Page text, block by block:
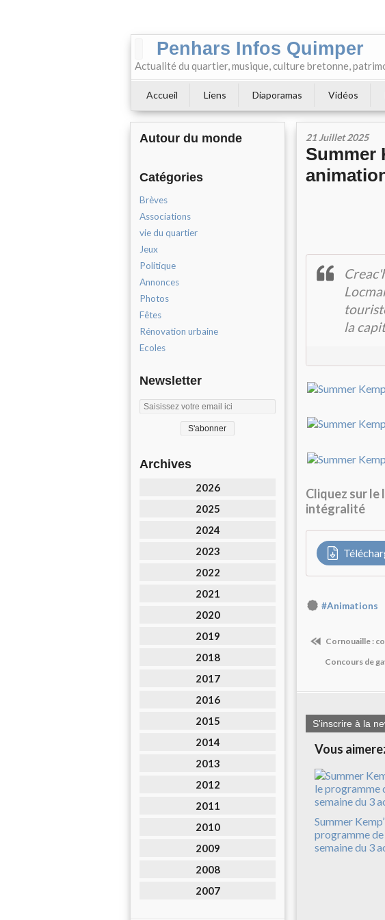
Penhars Infos Quimper
Actualité du quartier, musique, culture bretonne,
Accueil Liens Diaporamas Vidéos
Autour du monde
Catégories
Brèves
Associations
vie du quartier
Jeux
Politique
Annonces
Photos
Fêtes
Rénovation urbaine
Ecoles
Newsletter
Archives
2026
2025
2024
2023
2022
2021
2020
2019
2018
2017
2016
2015
2014
2013
2012
2011
2010
2009
2008
2007
21 Juillet 2025
Summer
la
Cliquez sur le
intégralité
#Animations
Cornouaille :
Concours de
S'inscrire à la
Vous
Summer
programme de
semaine du 3